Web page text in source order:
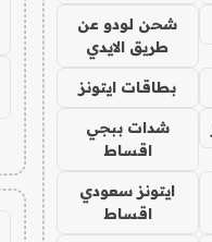
شحن لودو عن
طريق الايدي
بطاقات ايتونز
شدات ببجي
اقساط
ايتونز سعودي
اقساط